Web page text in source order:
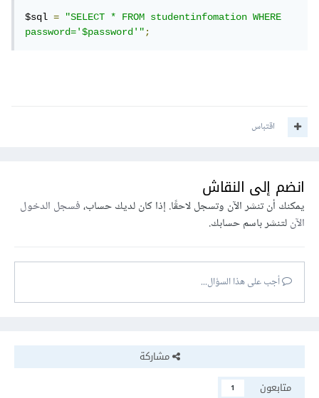
$sql =
"SELECT * FROM studentinfomation WHERE
password='$password'";
اقتباس
انضم إلى النقاش
يمكنك أن تنشر الآن وتسجل لاحقًا. إذا كان لديك حساب،فسجل الدخول
الآنلتنشر باسم حسابك.
أجب على هذا السؤال...
مشاركة
متابعون
1